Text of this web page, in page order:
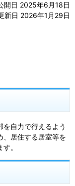
開日 2025年6月18日
新日 2026年1月29日
自力で行えるよう
、居住する居室等を
。